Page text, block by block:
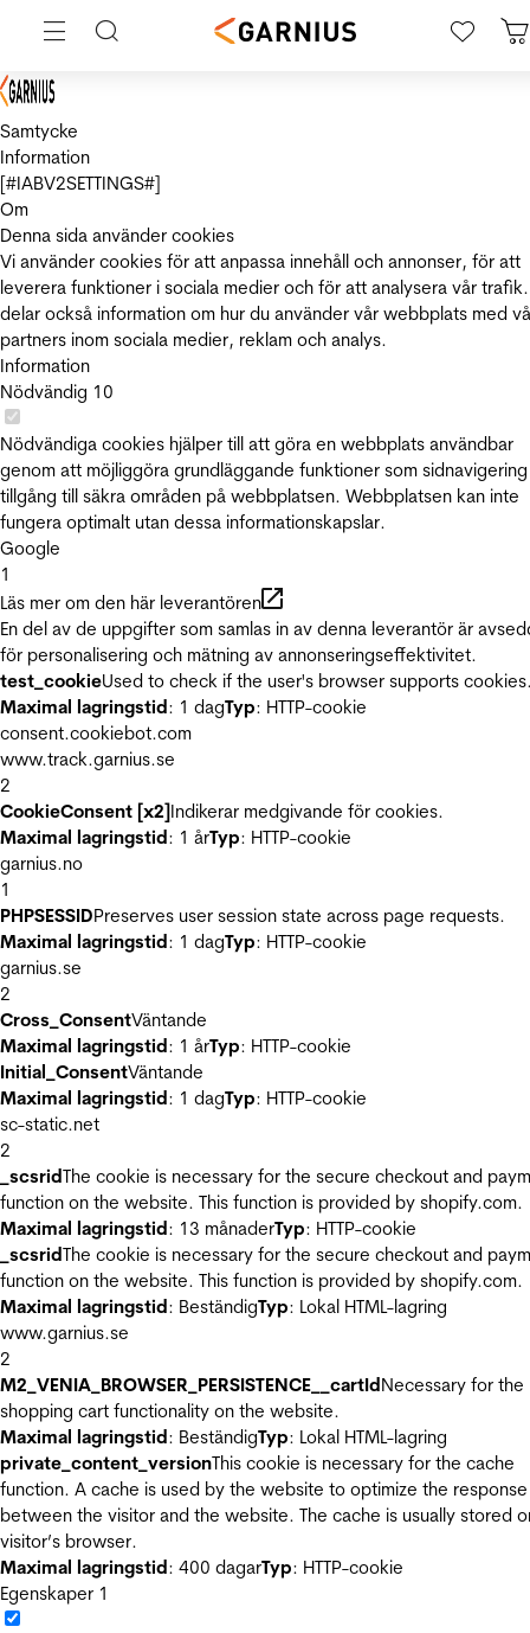
Samtycke
Information
[#IABV2SETTINGS#]
Om
Denna sida använder cookies
Vi använder cookies för att anpassa innehåll och annonser, för att
leverera funktioner i sociala medier och för att analysera vår
delar också information om hur du använder vår webbplats med
partners inom sociala medier, reklam och analys.
Information
Nödvändig 10
Nödvändiga cookies hjälper till att göra en webbplats användbar
genom att möjliggöra grundläggande funktioner som
tillgång till säkra områden på webbplatsen. Webbplatsen kan inte
fungera optimalt utan dessa informationskapslar.
Google
1
Läs mer om den här leverantören
En del av de uppgifter som samlas in av denna leverantör är
för personalisering och mätning av annonseringseffektivitet.
test_cookieUsed to check if the user's browser supports
Maximal lagringstid: 1 dagTyp: HTTP-cookie
consent.cookiebot.com
www.track.garnius.se
2
CookieConsent [x2]Indikerar medgivande för cookies.
Maximal lagringstid: 1 årTyp: HTTP-cookie
garnius.no
1
PHPSESSIDPreserves user session state across page requests.
Maximal lagringstid: 1 dagTyp: HTTP-cookie
garnius.se
2
Cross_ConsentVäntande
Maximal lagringstid: 1 årTyp: HTTP-cookie
Initial_ConsentVäntande
Maximal lagringstid: 1 dagTyp: HTTP-cookie
sc-static.net
2
_scsridThe cookie is necessary for the secure checkout and
function on the website. This function is provided by shopify.com.
Maximal lagringstid: 13 månaderTyp: HTTP-cookie
_scsridThe cookie is necessary for the secure checkout and
function on the website. This function is provided by shopify.com.
Maximal lagringstid: BeständigTyp: Lokal HTML-lagring
www.garnius.se
2
M2_VENIA_BROWSER_PERSISTENCE__cartIdNecessary for the
shopping cart functionality on the website.
Maximal lagringstid: BeständigTyp: Lokal HTML-lagring
private_content_versionThis cookie is necessary for the cache
function. A cache is used by the website to optimize the
between the visitor and the website. The cache is usually stored
visitor’s browser.
Maximal lagringstid: 400 dagarTyp: HTTP-cookie
Egenskaper 1